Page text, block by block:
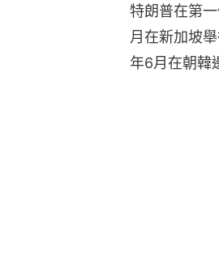
特朗普在第
月在新加坡
年6月在朝韓